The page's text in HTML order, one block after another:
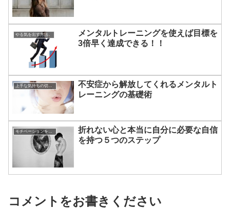
やる気を出す方法。
メンタルトレーニングを使えば目標を
3倍早く達成できる！！
上手な気持ちの切り替えかた
不安症から解放してくれるメンタルト
レーニングの基礎術
折れない心と本当に自分に必要な自信
を持つ５つのステップ
コメントをお書きください